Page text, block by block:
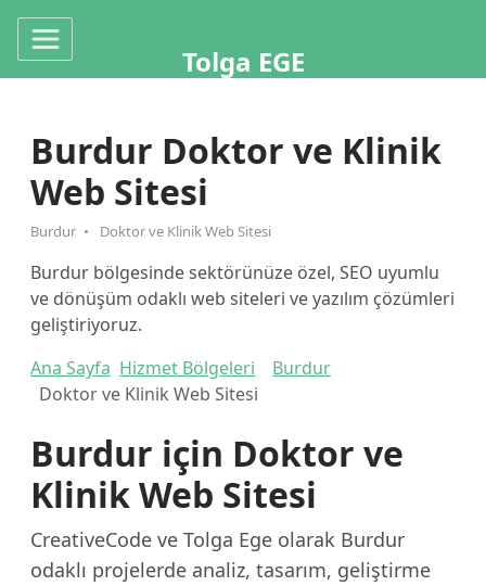
Tolga EGE
Burdur Doktor ve Klinik
Web Sitesi
Burdur Doktor ve Klinik Web Sitesi
Burdur bölgesinde sektörünüze özel, SEO uyumlu
ve dönüşüm odaklı web siteleri ve yazılım çözümleri
geliştiriyoruz.
Ana Sayfa Hizmet Bölgeleri
Burdur
Doktor ve Klinik Web Sitesi
Burdur için Doktor ve
Klinik Web Sitesi
CreativeCode ve Tolga Ege olarak Burdur
odaklı projelerde analiz, tasarım, geliştirme